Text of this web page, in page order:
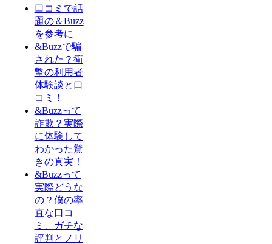
口コミで話
題の＆Buzz
を参考に
&Buzzで騙
された？衝
撃の利用者
体験談と口
コミ！
&Buzzって
詐欺？実際
に体験して
わかった驚
きの真実！
&Buzzって
実際どうな
の？僕の率
直な口コ
ミ、ガチな
評判とノリ